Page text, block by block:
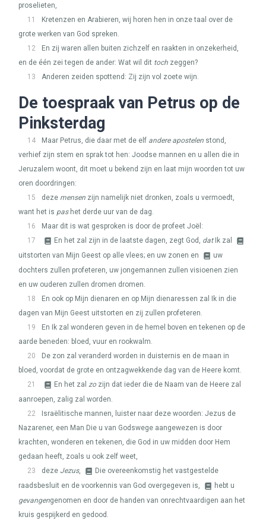
proselieten,
11
Kretenzen en Arabieren, wij horen hen in onze taal over de
grote werken van God spreken.
12
En zij waren allen buiten zichzelf en raakten in onzekerheid,
en de één zei tegen de ander: Wat wil dit toch zeggen?
13
Anderen zeiden spottend: Zij zijn vol zoete wijn.
De toespraak van Petrus op de
Pinksterdag
14 Maar Petrus, die daar met de elf andere apostelen stond,
verhief zijn stem en sprak tot hen: Joodse mannen en u allen die in
Jeruzalem woont, dit moet u bekend zijn en laat mijn woorden tot uw
oren doordringen:
15
deze mensen zijn namelijk niet dronken, zoals u vermoedt,
want het is pashet derde uur van de dag.
16
Maar dit is wat gesproken is door de profeet Joël:
17
En het zal zijn in de laatste dagen, zegt God, datIk zal
uitstorten van Mijn Geest op alle vlees; en uw zonen en
uw
dochters zullen profeteren, uw jongemannen zullen visioenen zien
en uw ouderen zullen dromen dromen.
18
En ook op Mijn dienaren en op Mijn dienaressen zal Ik in die
dagen van Mijn Geest uitstorten en zij zullen profeteren.
19
En Ik zal wonderen geven in de hemel boven en tekenen op de
aarde beneden: bloed, vuur en rookwalm.
20
De zon zal veranderd worden in duisternis en de maan in
bloed, voordat de grote en ontzagwekkende dag van de Heere komt.
21
En het zal zozijn dat ieder die de Naam van de Heere zal
aanroepen, zalig zal worden.
22
Israëlitische mannen, luister naar deze woorden: Jezus de
Nazarener, een Man Die u van Godswege aangewezen is door
krachten, wonderen en tekenen, die God in uw midden door Hem
gedaan heeft, zoals u ook zelf weet,
23
deze Jezus,
Die overeenkomstig het vastgestelde
raadsbesluit en de voorkennis van God overgegeven is,
hebt u
gevangengenomen en door de handen van onrechtvaardigen aan het
kruis gespijkerd en gedood.